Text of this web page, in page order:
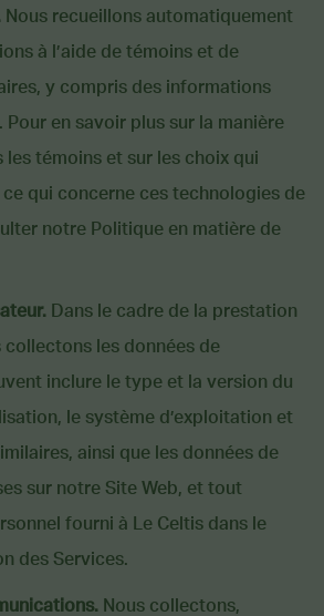
Nous recueillons automatiquement
à l’aide de témoins et de
y compris des informations
en savoir plus sur la manière
les témoins et sur les choix qui
ce qui concerne ces technologies de
notre Politique en matière de
Dans le cadre de la prestation
collectons les données de
inclure le type et la version du
le système d’exploitation et
ainsi que les données de
sur notre Site Web, et tout
fourni à Le Celtis dans le
des Services.
Nous collectons,